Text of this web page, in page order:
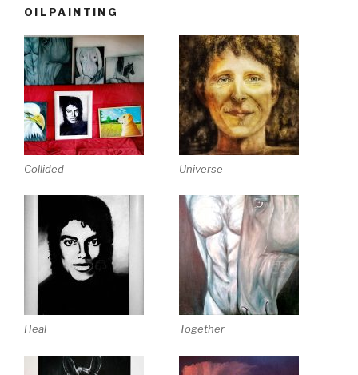
OILPAINTING
Collided Universe
Heal Together